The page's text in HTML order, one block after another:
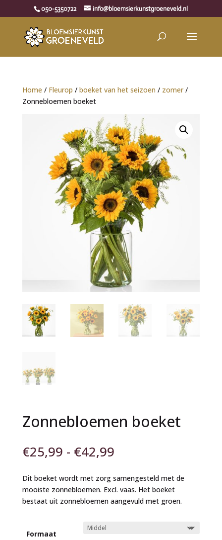
050-5350722 info@bloemsierkunstgroeneveld.nl
Home / Fleurop / boeket van het seizoen / zomer/
Zonnebloemen boeket
Zonnebloemen boeket
€25,99 - €42,99Prijsklasse:
tot
€42,99
Dit boeket wordt met zorg samengesteld met de
mooiste zonnebloemen. Excl. vaas. Het boeket
bestaat uit zonnebloemen aangevuld met groen.
Formaat